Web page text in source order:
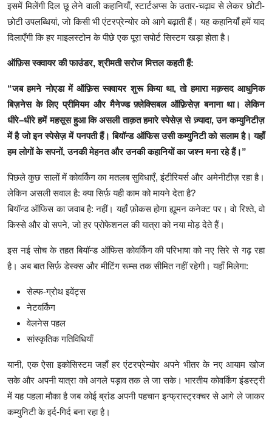
इसमें मिलेंगी दिल छू लेने वाली कहानियाँ, स्टार्टअप्स के उतार-चढ़ाव से लेकर छोटी-
छोटी उपलब्धियां, जो किसी भी एंटरप्रेन्योर को आगे बढ़ाती हैं। यह कहानियाँ हमें याद
दिलाएँगी कि हर माइलस्टोन के पीछे एक पूरा सपोर्ट सिस्टम खड़ा होता है।
ऑफ़िस स्क्वायर की फाउंडर,श्रीमती सरोज मित्तल कहती हैं:
“जब हमने नोएडा में ऑफ़िस स्क्वायर शुरू किया था,तो हमारा मक़सद आधुनिक
बिज़नेस के लिए प्रीमियम और मैनेज्ड फ़्लेक्सिबल ऑफ़िसेज़ बनाना था। लेकिन
धीरे–धीरे हमें महसूस हुआ कि असली ताक़त हमारे स्पेसेज़ से ज़्यादा,उन कम्युनिटीज़
में है जो इन स्पेसेज़ में पनपती हैं। बियॉन्ड ऑफिस उसी कम्युनिटी को सलाम है। यहाँ
हम लोगों के सपनों,उनकी मेहनत और उनकी कहानियों का जश्न मना रहे हैं।”
पिछले कुछ सालों में कोवर्किंग का मतलब सुविधाएँ, इंटीरियर्स और अमेनीटीज़ रहा है।
लेकिन असली सवाल है: क्या सिर्फ़ यही काम को मायने देता है?
बियॉन्ड ऑफिस का जवाब है: नहीं। यहाँ फ़ोकस होगा ह्यूमन कनेक्ट पर। वो रिश्ते, वो
किस्से और वो सपने, जो हर प्रोफेशनल की यात्रा को नया मोड़ देते हैं।
इस नई सोच के तहत बियॉन्ड ऑफिस कोवर्किंग की परिभाषा को नए सिरे से गढ़ रहा
है। अब बात सिर्फ़ डेस्क्स और मीटिंग रूम्स तक सीमित नहीं रहेगी। यहाँ मिलेगा:
सेल्फ-ग्रोथ इवेंट्स
नेटवर्किंग
वेलनेस पहल
सांस्कृतिक गतिविधियाँ
यानी, एक ऐसा इकोसिस्टम जहाँ हर एंटरप्रेन्योर अपने भीतर के नए आयाम खोज
सके और अपनी यात्रा को अगले पड़ाव तक ले जा सके। भारतीय कोवर्किंग इंडस्ट्री
में यह पहला मौका है जब कोई ब्रांड अपनी पहचान इन्फ्रास्ट्रक्चर से आगे ले जाकर
कम्युनिटी के इर्द-गिर्द बना रहा है।